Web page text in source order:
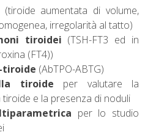
aumentata di volume,
irregolarità al tatto)
tiroidei (TSH-FT3 ed in
(FT4))
tiroide (AbTPO-ABTG)
tiroide per valutare la
e la presenza di noduli
per lo studio